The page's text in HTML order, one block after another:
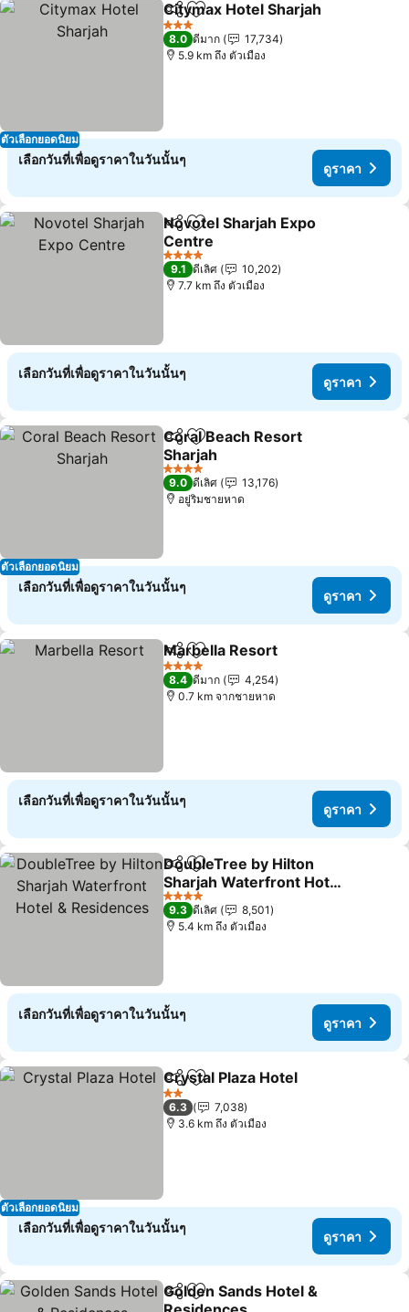
ตัวเลือกยอดนิยม
แชร์ เพิ่มในรายการโปรด
Citymax Hotel Sharjah
3 ดาว
8.0 ดีมาก
17,734
5.9 km ถึง ตัวเมือง
เลือกวันที่เพื่อดูราคาในวันนั้นๆ
ดูราคา
แชร์ เพิ่มในรายการโปรด
Novotel Sharjah Expo
Centre
4 ดาว
9.1 ดีเลิศ
10,202
7.7 km ถึง ตัวเมือง
เลือกวันที่เพื่อดูราคาในวันนั้นๆ
ดูราคา
ตัวเลือกยอดนิยม
แชร์ เพิ่มในรายการโปรด
Coral Beach Resort
Sharjah
4 ดาว
9.0 ดีเลิศ
13,176
อยู่ริมชายหาด
เลือกวันที่เพื่อดูราคาในวันนั้นๆ
ดูราคา
แชร์ เพิ่มในรายการโปรด
Marbella Resort
4 ดาว
8.4 ดีมาก
4,254
0.7 km จากชายหาด
เลือกวันที่เพื่อดูราคาในวันนั้นๆ
ดูราคา
แชร์ เพิ่มในรายการโปรด
DoubleTree by Hilton
Sharjah Waterfront Hotel
& Residences
4 ดาว
9.3 ดีเลิศ
8,501
5.4 km ถึง ตัวเมือง
เลือกวันที่เพื่อดูราคาในวันนั้นๆ
ดูราคา
ตัวเลือกยอดนิยม
แชร์ เพิ่มในรายการโปรด
Crystal Plaza Hotel
2 ดาว
6.3
7,038
3.6 km ถึง ตัวเมือง
เลือกวันที่เพื่อดูราคาในวันนั้นๆ
ดูราคา
แชร์ เพิ่มในรายการโปรด
Golden Sands Hotel &